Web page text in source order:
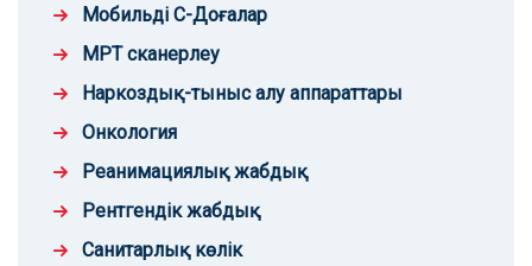
Мобильді С-Доғалар
МРТ сканерлеу
Наркоздық-тыныс алу аппараттары
Онкология
Реанимациялық жабдық
Рентгендік жабдық
Санитарлық көлік